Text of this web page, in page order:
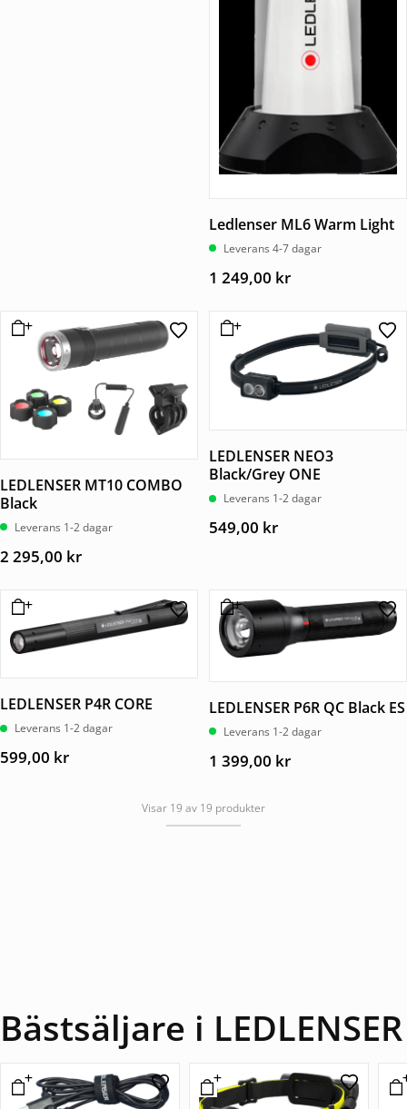
Ledlenser ML6 Warm Light
Leverans 4-7 dagar
1 249,00 kr
LEDLENSER MT10 COMBO
Black
Leverans 1-2 dagar
2 295,00 kr
LEDLENSER NEO3
Black/Grey ONE
Leverans 1-2 dagar
549,00 kr
LEDLENSER P4R CORE
Leverans 1-2 dagar
599,00 kr
LEDLENSER P6R QC Black ES
Leverans 1-2 dagar
1 399,00 kr
Visar 19 av 19 produkter
Bästsäljare i LEDLENSER